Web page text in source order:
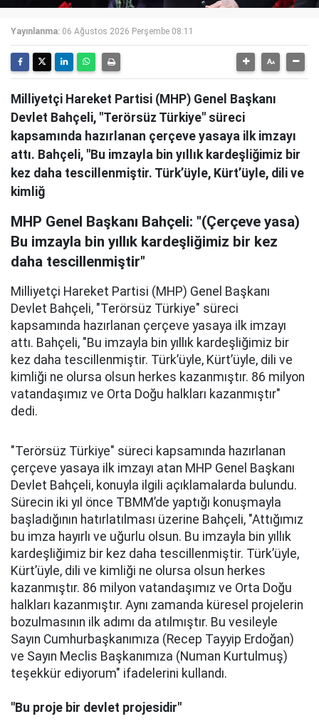
Yayınlanma: 06 Ağustos 2026 Perşembe 08:11
Milliyetçi Hareket Partisi (MHP) Genel Başkanı
Devlet Bahçeli, "Terörsüz Türkiye" süreci
kapsamında hazırlanan çerçeve yasaya ilk imzayı
attı. Bahçeli, "Bu imzayla bin yıllık kardeşliğimiz bir
kez daha tescillenmiştir. Türk’üyle, Kürt’üyle, dili ve
kimliğ
MHP Genel Başkanı Bahçeli: "(Çerçeve yasa)
Bu imzayla bin yıllık kardeşliğimiz bir kez
daha tescillenmiştir"
Milliyetçi Hareket Partisi (MHP) Genel Başkanı
Devlet Bahçeli, "Terörsüz Türkiye" süreci
kapsamında hazırlanan çerçeve yasaya ilk imzayı
attı. Bahçeli, "Bu imzayla bin yıllık kardeşliğimiz bir
kez daha tescillenmiştir. Türk’üyle, Kürt’üyle, dili ve
kimliği ne olursa olsun herkes kazanmıştır. 86 milyon
vatandaşımız ve Orta Doğu halkları kazanmıştır"
dedi.
"Terörsüz Türkiye" süreci kapsamında hazırlanan
çerçeve yasaya ilk imzayı atan MHP Genel Başkanı
Devlet Bahçeli, konuyla ilgili açıklamalarda bulundu.
Sürecin iki yıl önce TBMM’de yaptığı konuşmayla
başladığının hatırlatılması üzerine Bahçeli, "Attığımız
bu imza hayırlı ve uğurlu olsun. Bu imzayla bin yıllık
kardeşliğimiz bir kez daha tescillenmiştir. Türk’üyle,
Kürt’üyle, dili ve kimliği ne olursa olsun herkes
kazanmıştır. 86 milyon vatandaşımız ve Orta Doğu
halkları kazanmıştır. Aynı zamanda küresel projelerin
bozulmasının ilk adımı da atılmıştır. Bu vesileyle
Sayın Cumhurbaşkanımıza (Recep Tayyip Erdoğan)
ve Sayın Meclis Başkanımıza (Numan Kurtulmuş)
teşekkür ediyorum" ifadelerini kullandı.
"Bu proje bir devlet projesidir"